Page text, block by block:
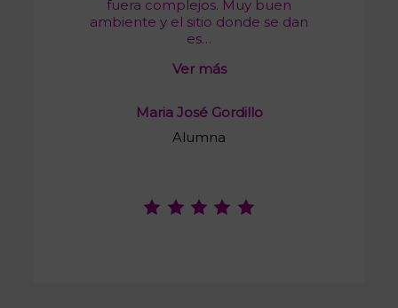
fuera complejos. Muy buen
ambiente y el sitio donde se dan
es…
Ver más
Maria José Gordillo
Alumna